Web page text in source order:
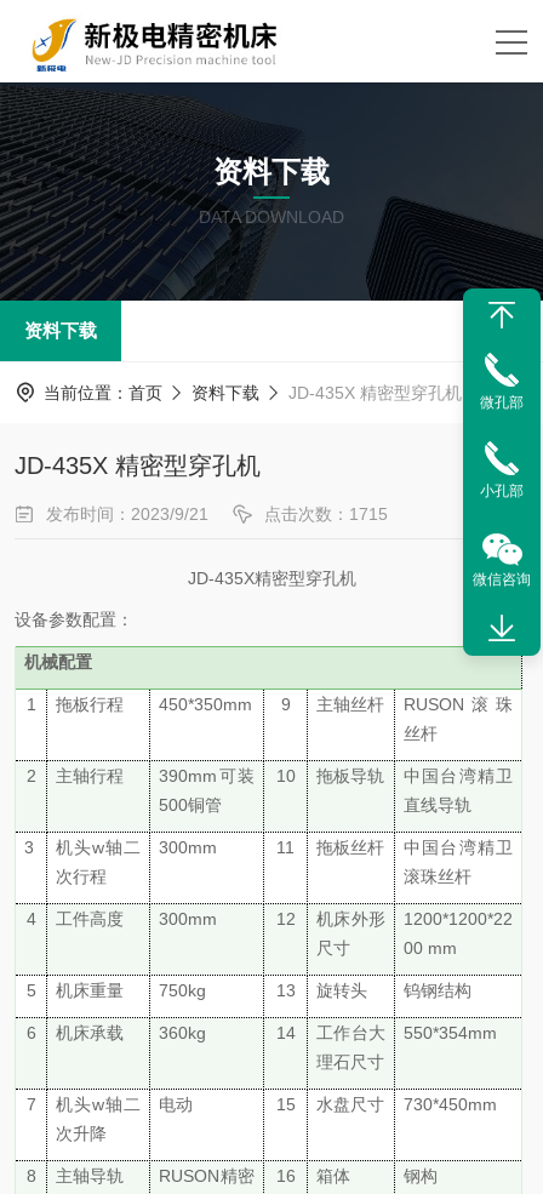
资料下载
DATA DOWNLOAD
资料下载
当前位置： 首页 资料下载 JD-435X 精密型穿孔机
JD-435X 精密型穿孔机
发布时间：2023/9/21 点击次数：1715
JD-435X精密型穿孔机
设备参数配置：
机械配置
1 拖板行程 450*350mm 9 主轴丝杆
RUSON滚珠
丝杆
2 主轴行程 390mm可装
500铜管
10 拖板导轨
中国台湾精卫
直线导轨
3 机头w轴二
次行程
300mm 11 拖板丝杆
中国台湾精卫
滚珠丝杆
4 工件高度 300mm 12
机床外形
尺寸
1200*1200*22
00 mm
5 机床重量 750kg 13 旋转头 钨钢结构
6 机床承载 360kg 14
工作台大
理石尺寸
550*354mm
7 机头w轴二
次升降
电动 15 水盘尺寸 730*450mm
8 主轴导轨
RUSON精密
16 箱体 钢构
微孔部
小孔部
微信咨询